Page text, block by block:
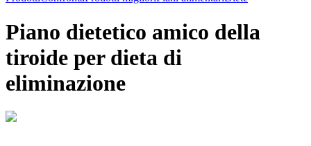
Piano dietetico amico della
tiroide per dieta di
eliminazione